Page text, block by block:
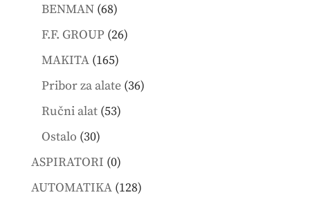
BENMAN 6868
products
F.F. GROUP 2626
MAKITA 165165
products
Pribor za alate 3636
Ručni alat 5353
Ostalo 3030
products
ASPIRATORI 00
products
AUTOMATIKA 128128